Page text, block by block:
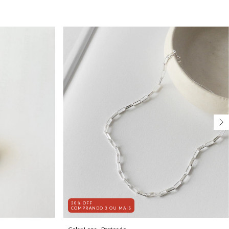
30% OFF
COMPRANDO 3 OU MAIS